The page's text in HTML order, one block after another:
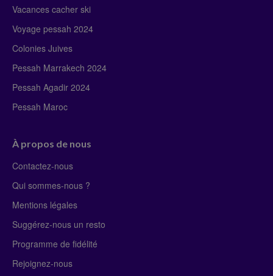
Vacances cacher ski
Voyage pessah 2024
Colonies Juives
Pessah Marrakech 2024
Pessah Agadir 2024
Pessah Maroc
À propos de nous
Contactez-nous
Qui sommes-nous ?
Mentions légales
Suggérez-nous un resto
Programme de fidélité
Rejoignez-nous